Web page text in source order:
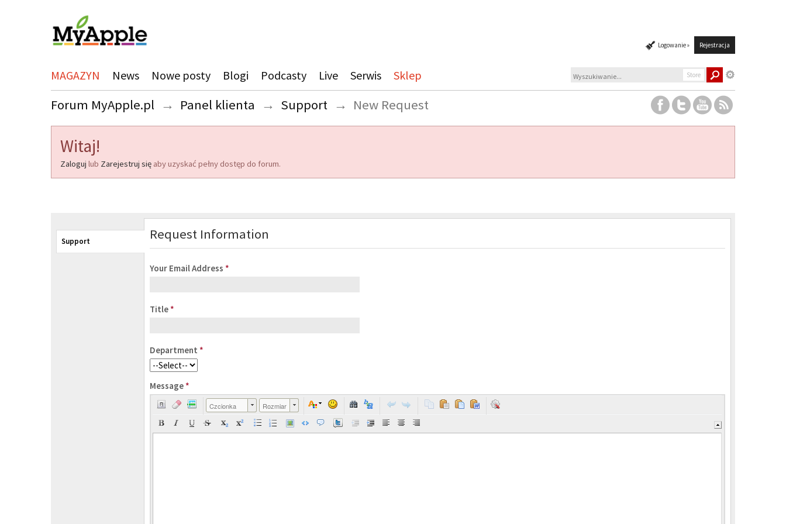
Logowanie » Rejestracja
MAGAZYN News Nowe posty Blogi Podcasty Live Serwis Sklep Store
Forum MyApple.pl → Panel klienta → Support → New Request
Witaj!
Zaloguj lub Zarejestruj się aby uzyskać pełny dostęp do forum.
Support Request Information
Your Email Address *
Title *
Department *
Message *
Czcionka Rozmiar